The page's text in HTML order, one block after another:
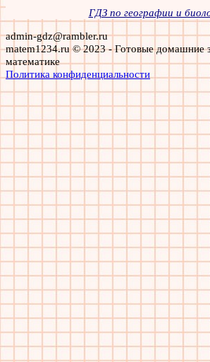
ГДЗ по географии и
admin-gdz@rambler.ru
matem1234.ru © 2023 - Готовые домашние
математике
Политика конфиденциальности